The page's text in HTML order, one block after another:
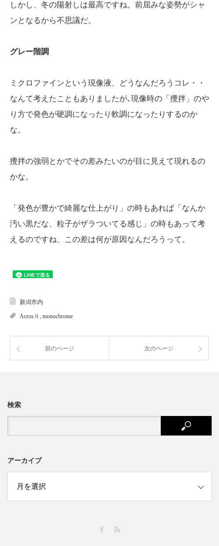
しかし、冬の陽射しは最高ですね。前屈みな姿勢がシャ
ンとなるから不思議だ。
グレー階調
ミクロファインという現像液、どうなんだろうコレ・・
なんて考えたこともありましたが､現像時の「攪拌」のや
り方で発色が硬調になったり軟調になったりするのか
な。
攪拌の強弱とかでその差みたいのが目に見えて現れるの
かな。
「発色が豊かで綺麗な仕上がり」の時もあれば「なんか
汚い黒だな、粒子がザラついてる感じ」の時もあって考
えるのですね、この差は何が原因なんだろうって。
新潟市内
AcrosⅡ , monochrome
前のページ 次のページ
検索
アーカイブ